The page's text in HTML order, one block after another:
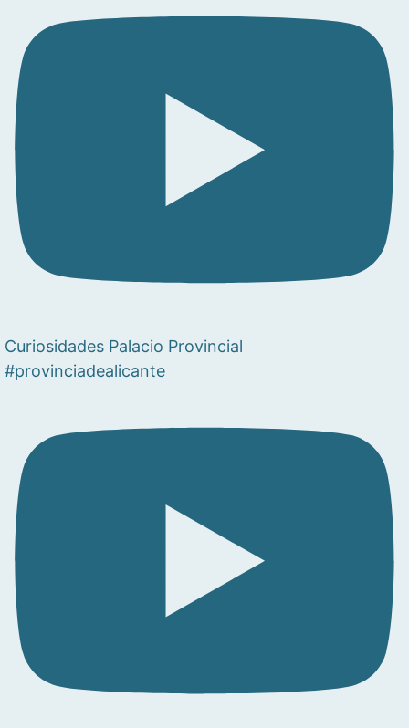
Curiosidades Palacio Provincial
#provinciadealicante